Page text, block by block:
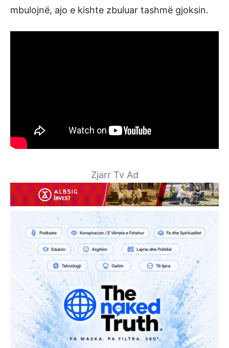
mbulojnë, ajo e kishte zbuluar tashmë gjoksin.
Zjarr Tv Ad